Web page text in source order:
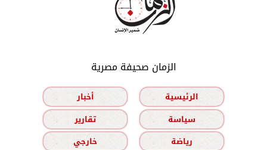
الزمان صحيفة مصرية
الرئيسية
أخبار
سياسة
تقارير
رياضة
خارجي